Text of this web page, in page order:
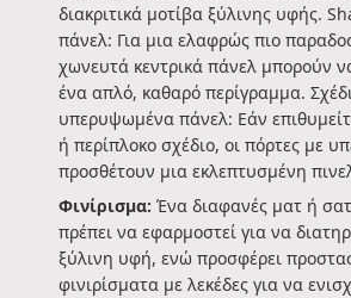
διακριτικά μοτίβα ξύλινης υφής.
πάνελ: Για μια ελαφρώς πιο
χωνευτά κεντρικά πάνελ μπορούν
ένα απλό, καθαρό περίγραμμα.
υπερυψωμένα πάνελ: Εάν
ή περίπλοκο σχέδιο, οι πόρτες με
προσθέτουν μια εκλεπτυσμένη
Φινίρισμα: Ένα διαφανές ματ ή
πρέπει να εφαρμοστεί για να
ξύλινη υφή, ενώ προσφέρει
φινιρίσματα με λεκέδες για να